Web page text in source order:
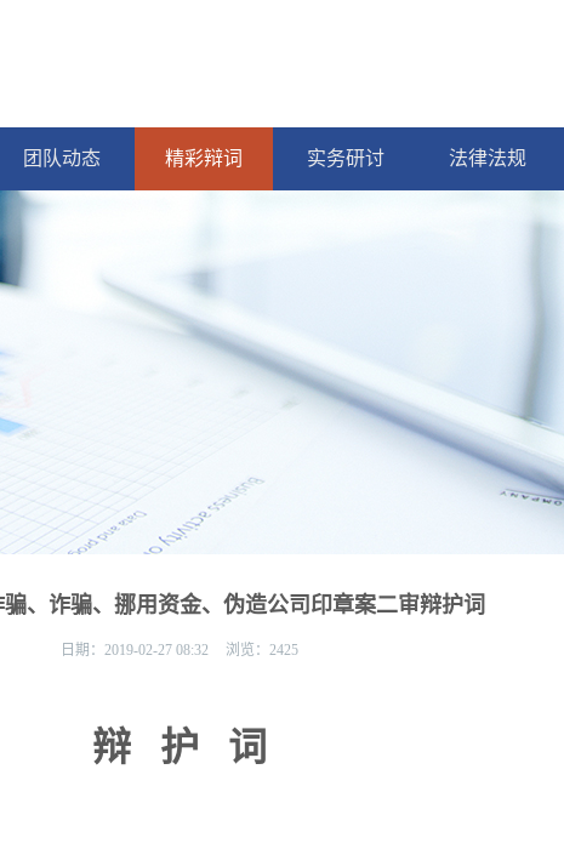
团队动态 精彩辩词 实务研讨 法律法规
、诈骗、挪用资金、伪造公司印章案二审辩护词
日期： 2019-02-27 08:32 浏览： 2425
辩 护 词